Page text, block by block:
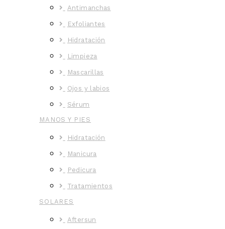
Antimanchas
Exfoliantes
Hidratación
Limpieza
Mascarillas
Ojos y labios
Sérum
MANOS Y PIES
Hidratación
Manicura
Pedicura
Tratamientos
SOLARES
Aftersun